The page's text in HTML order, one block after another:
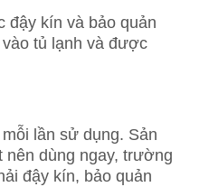
đậy kín và bảo quản
tủ lạnh và được
lần sử dụng. Sản
nên dùng ngay, trường
đậy kín, bảo quản